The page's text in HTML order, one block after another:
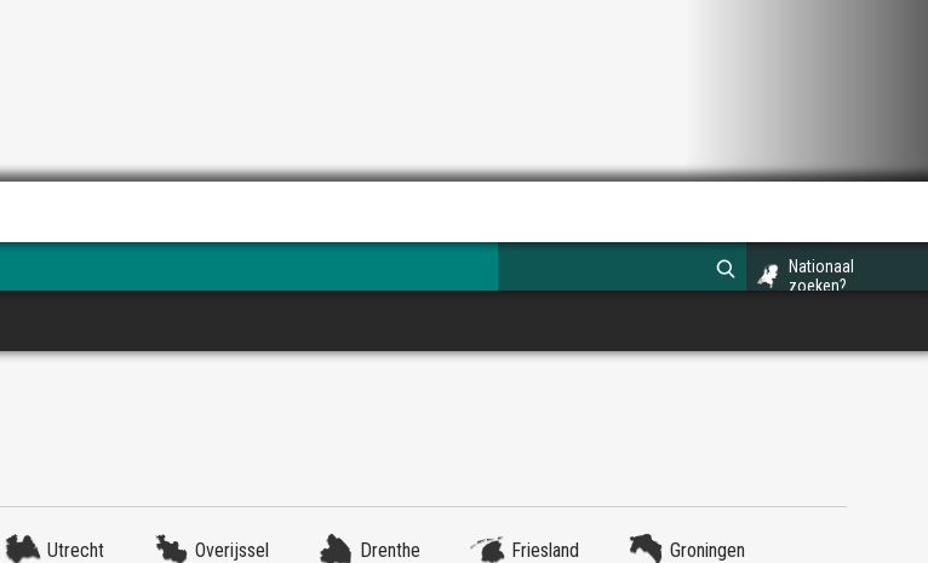
Nationaal
zoeken?
Utrecht Overijssel Drenthe Friesland
Groningen